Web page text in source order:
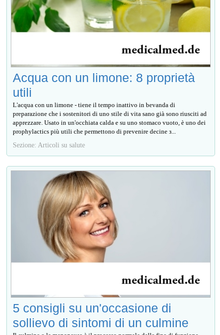
Acqua con un limone: 8 proprietà
utili
L'acqua con un limone - tiene il tempo inattivo in bevanda di
preparazione che i sostenitori di uno stile di vita sano già sono riusciti ad
apprezzare. Usato in un'occhiata calda e su uno stomaco vuoto, è uno dei
prophylactics più utili che permettono di prevenire decine з...
Sezione: Articoli su salute
5 consigli su un'occasione di
sollievo di sintomi di un culmine